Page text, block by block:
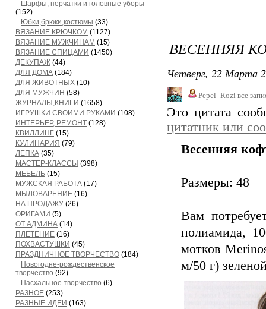
Шарфы, перчатки и головные уборы
(152)
Юбки,брюки,костюмы (33)
ВЯЗАНИЕ КРЮЧКОМ (1127)
ВЯЗАНИЕ МУЖЧИНАМ (15)
ВЯЗАНИЕ СПИЦАМИ (1450)
ДЕКУПАЖ (44)
ДЛЯ ДОМА (184)
ДЛЯ ЖИВОТНЫХ (10)
ДЛЯ МУЖЧИН (58)
ЖУРНАЛЫ,КНИГИ (1658)
ИГРУШКИ СВОИМИ РУКАМИ (108)
ИНТЕРЬЕР, РЕМОНТ (128)
КВИЛЛИНГ (15)
КУЛИНАРИЯ (79)
ЛЕПКА (35)
МАСТЕР-КЛАССЫ (398)
МЕБЕЛЬ (15)
МУЖСКАЯ РАБОТА (17)
МЫЛОВАРЕНИЕ (16)
НА ПРОДАЖУ (26)
ОРИГАМИ (5)
ОТ АДМИНА (14)
ПЛЕТЕНИЕ (16)
ПОХВАСТУШКИ (45)
ПРАЗДНИЧНОЕ ТВОРЧЕСТВО (184)
Новогодне-рождественское
творчество (92)
Пасхальное творчество (6)
РАЗНОЕ (253)
РАЗНЫЕ ИДЕИ (163)
ВЕСЕННЯЯ
Четверг, 22 Марта
Pepel_Rozi все
Это цитата
цитатник или
Весенняя
Размеры: 48
Вам
полиамида,
мотков
м/50 г)